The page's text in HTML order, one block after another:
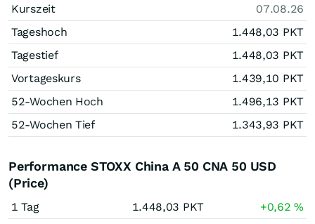
Kurszeit
07.08.26
Tageshoch
1.448,03 PKT
Tagestief
1.448,03 PKT
Vortageskurs
1.439,10 PKT
52-Wochen Hoch
1.496,13 PKT
52-Wochen Tief
1.343,93 PKT
Performance STOXX China A 50 CNA 50 USD
(Price)
1 Tag 1.448,03 PKT +0,62%